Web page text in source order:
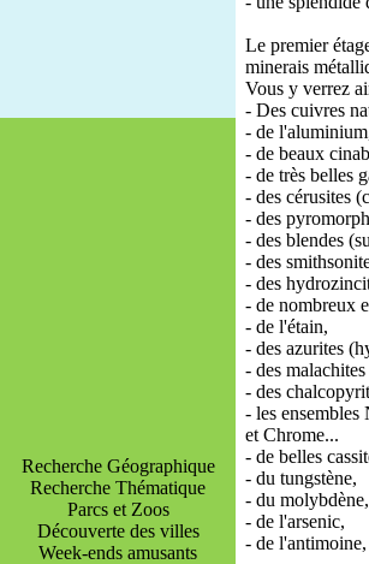
Le premier
minerais
Vous y verrez
- Des cuivres
- de
- de beaux
- de très belles
- des cérusites
- des
- des blendes
- des
- des
- de nombreux
- de l'étain,
- des azurites
- des
- des
- les
et Chrome...
- de belles
- du tungstène,
- du molybdène,
- de l'arsenic,
- de l'antimoine,
Recherche Géographique
Recherche Thématique
Parcs et Zoos
Découverte des villes
Week-ends amusants